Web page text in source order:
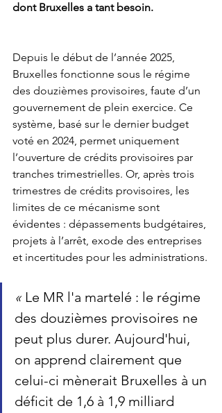
dont Bruxelles a tant besoin.
Depuis le début de l’année 2025,
Bruxelles fonctionne sous le régime
des douzièmes provisoires, faute d’un
gouvernement de plein exercice. Ce
système, basé sur le dernier budget
voté en 2024, permet uniquement
l’ouverture de crédits provisoires par
tranches trimestrielles. Or, après trois
trimestres de crédits provisoires, les
limites de ce mécanisme sont
évidentes : dépassements budgétaires,
projets à l’arrêt, exode des entreprises
et incertitudes pour les administrations.
« Le MR l'a martelé : le régime
des douzièmes provisoires ne
peut plus durer. Aujourd'hui,
on apprend clairement que
celui-ci mènerait Bruxelles à un
déficit de 1,6 à 1,9 milliard